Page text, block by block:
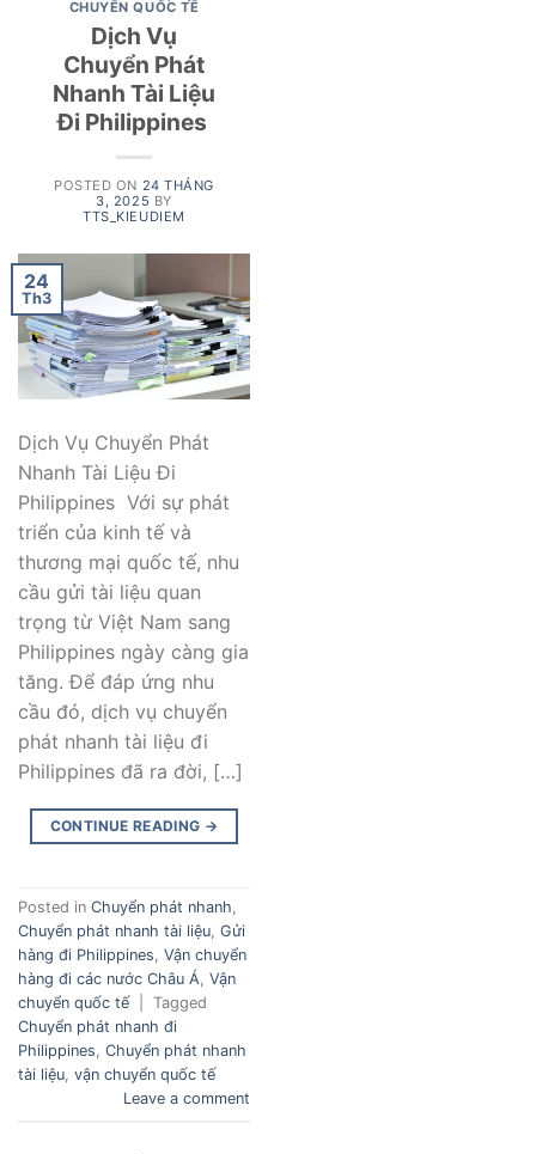
CHUYỂN QUỐC TẾ
Dịch Vụ
Chuyển Phát
Nhanh Tài Liệu
Đi Philippines
POSTED ON 24 THÁNG
3, 2025 BY
TTS_KIEUDIEM
24
Th3
Dịch Vụ Chuyển Phát
Nhanh Tài Liệu Đi
Philippines Với sự phát
triển của kinh tế và
thương mại quốc tế, nhu
cầu gửi tài liệu quan
trọng từ Việt Nam sang
Philippines ngày càng gia
tăng. Để đáp ứng nhu
cầu đó, dịch vụ chuyển
phát nhanh tài liệu đi
Philippines đã ra đời, […]
CONTINUE READING →
Posted in Chuyển phát nhanh,
Chuyển phát nhanh tài liệu, Gửi
hàng đi Philippines, Vận chuyển
hàng đi các nước Châu Á, Vận
chuyển quốc tế
Tagged
Chuyển phát nhanh đi
Philippines, Chuyển phát nhanh
tài liệu, vận chuyển quốc tế
Leave a comment